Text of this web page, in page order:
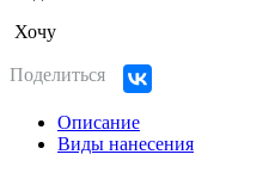
Хочу
Поделиться
Описание
Виды нанесения